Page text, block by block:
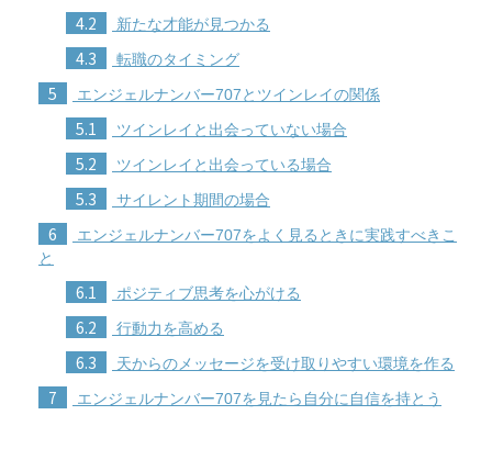
4.2 新たな才能が見つかる
4.3 転職のタイミング
5 エンジェルナンバー707とツインレイの関係
5.1 ツインレイと出会っていない場合
5.2 ツインレイと出会っている場合
5.3 サイレント期間の場合
6
エンジェルナンバー707をよく見るときに実践すべきこ
と
6.1 ポジティブ思考を心がける
6.2 行動力を高める
6.3 天からのメッセージを受け取りやすい環境を作る
7 エンジェルナンバー707を見たら自分に自信を持とう